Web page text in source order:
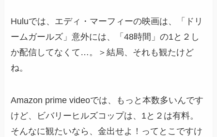
Huluでは、エディ・マーフィーの映画は、「ドリ
ームガールズ」意外には、「48時間」の1と２し
か配信してなくて…。＞結局、それも観たけど
ね。
Amazon prime videoでは、もっと本数多いんです
けど、ビバリーヒルズコップは、1と２は有料。
そんなに観たいなら、金出せよ！ってとこですけ